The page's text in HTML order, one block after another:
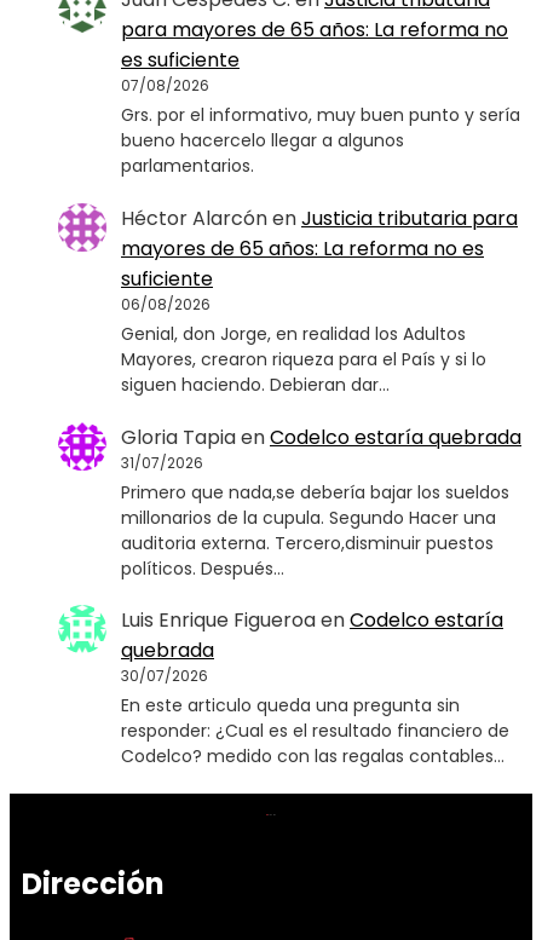
para mayores de 65 años: La reforma no
es suficiente
07/08/2026
Grs. por el informativo, muy buen punto y sería
bueno hacercelo llegar a algunos
parlamentarios.
Héctor AlarcónenJusticia tributaria para
mayores de 65 años: La reforma no es
suficiente
06/08/2026
Genial, don Jorge, en realidad los Adultos
Mayores, crearon riqueza para el País y si lo
siguen haciendo. Debieran dar…
Gloria TapiaenCodelco estaría quebrada
31/07/2026
Primero que nada,se debería bajar los sueldos
millonarios de la cupula. Segundo Hacer una
auditoria externa. Tercero,disminuir puestos
políticos. Después…
Luis Enrique FigueroaenCodelco estaría
quebrada
30/07/2026
En este articulo queda una pregunta sin
responder: ¿Cual es el resultado financiero de
Codelco? medido con las regalas contables…
Dirección